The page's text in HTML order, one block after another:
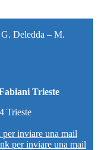
Deledda – M.
Trieste
Trieste
inviare una mail
per inviare una mail